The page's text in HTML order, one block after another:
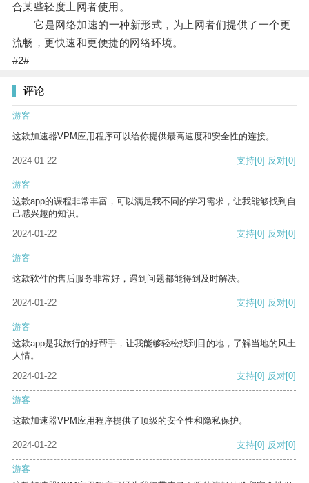
合某些轻度上网者使用。
它是网络加速的一种新形式，为上网者们提供了一个更
流畅，更快速和更便捷的网络环境。
#2#
评论
游客
这款加速器VPM应用程序可以给你提供最高速度和安全性的连接。
2024-01-22 支持[0] 反对[0]
游客
这款app的课程非常丰富，可以满足我不同的学习需求，让我能够找到自
己感兴趣的知识。
2024-01-22
支持[0] 反对[0]
游客
这款软件的售后服务非常好，遇到问题都能得到及时解决。
2024-01-22 支持[0] 反对[0]
游客
这款app是我旅行的好帮手，让我能够轻松找到目的地，了解当地的风土
人情。
2024-01-22
支持[0] 反对[0]
游客
这款加速器VPM应用程序提供了顶级的安全性和隐私保护。
2024-01-22 支持[0] 反对[0]
游客